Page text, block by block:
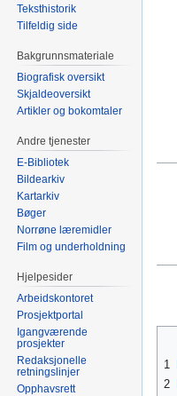
1
2
Teksthistorik
Tilfeldig side
Bakgrunnsmateriale
Biografisk oversikt
Skjaldeoversikt
Artikler og bokomtaler
Andre tjenester
E-Bibliotek
Bildearkiv
Kartarkiv
Bøger
Norrøne læremidler
Film og underholdning
Hjelpesider
Arbeidskontoret
Prosjektportal
Igangværende
prosjekter
Redaksjonelle
retningslinjer
Opphavsrett